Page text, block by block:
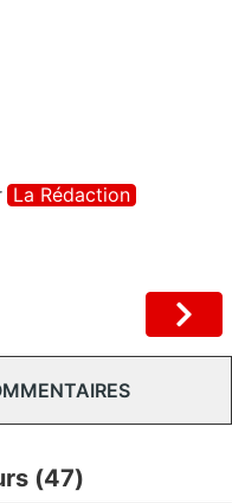
La Rédaction
(47)